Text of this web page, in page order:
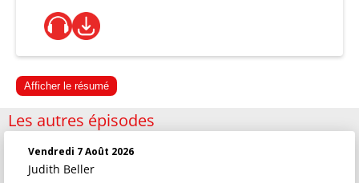
Afficher le résumé
Les autres épisodes
Vendredi 7 Août 2026
Judith Beller